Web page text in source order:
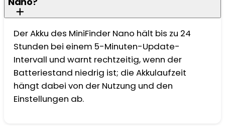
Der Akku des MiniFinder Nano hält bis zu 24
Stunden bei einem 5-Minuten-Update-
Intervall und warnt rechtzeitig, wenn der
Batteriestand niedrig ist; die Akkulaufzeit
hängt dabei von der Nutzung und den
Einstellungen ab.